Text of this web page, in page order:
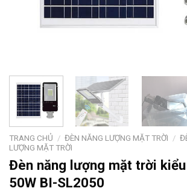
TRANG CHỦ / ĐÈN NĂNG LƯỢNG MẶT TRỜI /
LƯỢNG MẶT TRỜI
Đèn năng lượng mặt trời
50W BI-SL2050